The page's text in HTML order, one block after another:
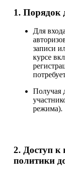
1. Порядок
Для
записи
курсе
Получая
режима).
2. Доступ к
политики